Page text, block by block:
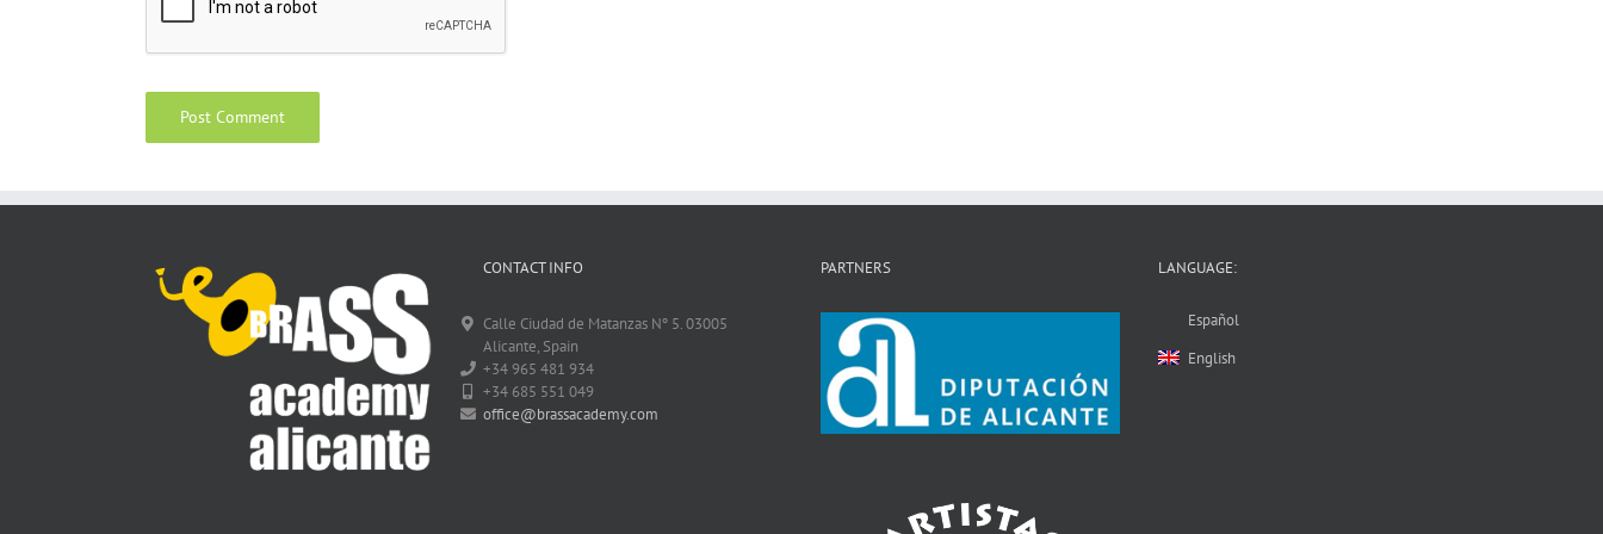
CONTACT INFO
Calle Ciudad de Matanzas Nº 5. 03005
Alicante, Spain
+34 965 481 934
+34 685 551 049
office@brassacademy.com
PARTNERS LANGUAGE:
Español
English